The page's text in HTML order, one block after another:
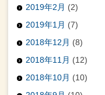
2019年2月 (2)
2019年1月 (7)
2018年12月 (8)
2018年11月 (12)
2018年10月 (10)